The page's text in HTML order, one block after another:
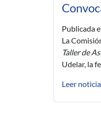
Publicada
La
Taller de
Udelar, la
Leer